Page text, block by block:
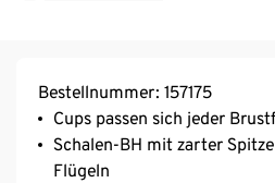
Bestellnummer: 157175
Cups passen sich jeder
Schalen-BH mit zarter
Flügeln